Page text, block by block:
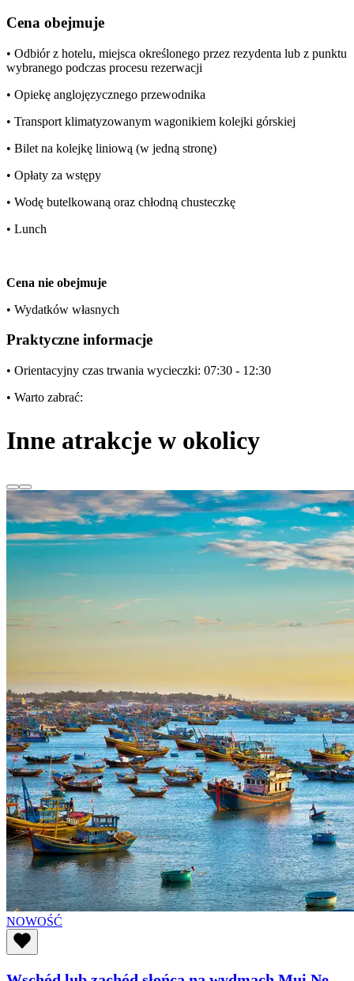
Cena obejmuje
• Odbiór z hotelu, miejsca określonego przez rezydenta lub z punktu
wybranego podczas procesu rezerwacji
• Opiekę anglojęzycznego przewodnika
• Transport klimatyzowanym wagonikiem kolejki górskiej
• Bilet na kolejkę liniową (w jedną stronę)
• Opłaty za wstępy
• Wodę butelkowaną oraz chłodną chusteczkę
• Lunch
Cena nie obejmuje
• Wydatków własnych
Praktyczne informacje
• Orientacyjny czas trwania wycieczki: 07:30 - 12:30
• Warto zabrać:
Inne atrakcje w okolicy
NOWOŚĆ